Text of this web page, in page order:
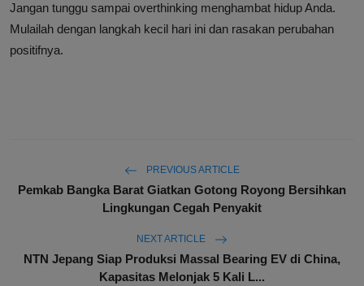
Jangan tunggu sampai overthinking menghambat hidup Anda.
Mulailah dengan langkah kecil hari ini dan rasakan perubahan
positifnya.
PREVIOUS ARTICLE
Pemkab Bangka Barat Giatkan Gotong Royong Bersihkan
Lingkungan Cegah Penyakit
NEXT ARTICLE
NTN Jepang Siap Produksi Massal Bearing EV di China,
Kapasitas Melonjak 5 Kali L...